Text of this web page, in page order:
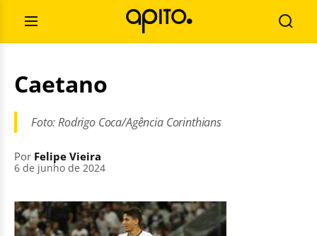
conteúdo
Abrir
Menu
por:
Caetano
Foto: Rodrigo Coca/Agência Corinthians
Por Felipe Vieira
6 de junho de 2024